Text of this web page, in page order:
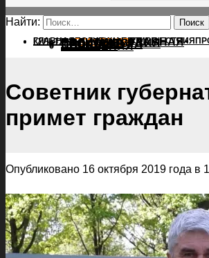
Найти:
ГЛАВНАЯПОЛИТИКАПРОИСШЕСТВИЯ
КУЛЬТУРАПОСЕЛЕНИЯГЛАВНАЯ
ПОЛИТИКА
ПРОИСШЕСТВИЯ
ПРОКУРАТУРА
СПОРТ
КУЛЬТУРА
ПОСЕЛЕНИЯ
Советник
примет граждан
Опубликовано 16 октября 2019 года в